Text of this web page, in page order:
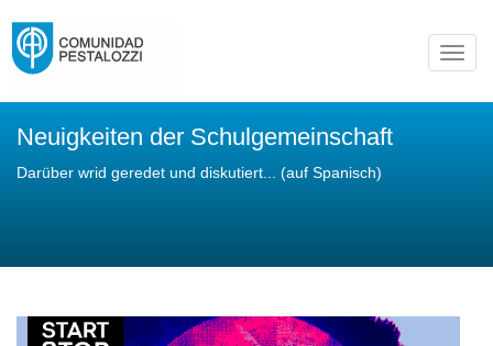
Neuigkeiten der Schulgemeinschaft
Darüber wrid geredet und diskutiert... (auf Spanisch)